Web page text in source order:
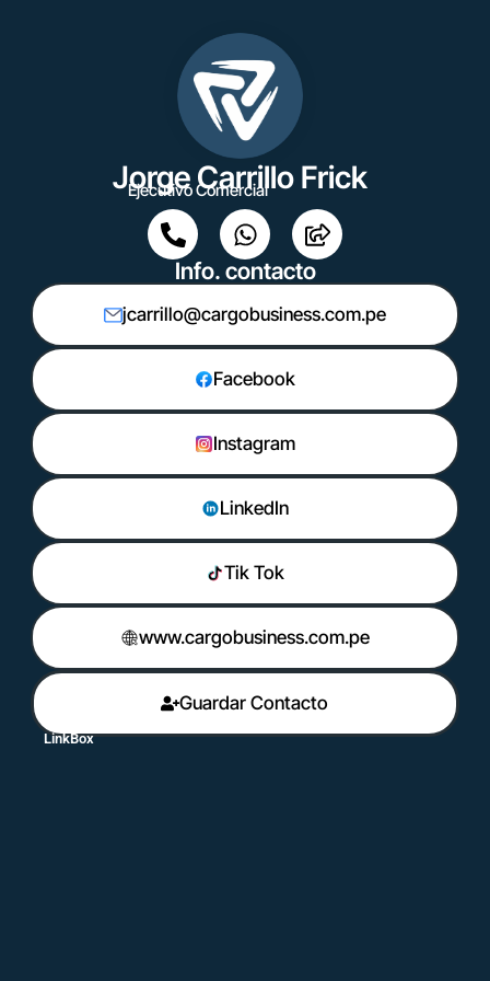
Jorge Carrillo Frick
Ejecutivo Comercial
Info. contacto
jcarrillo@cargobusiness.com.pe
Facebook
Instagram
LinkedIn
Tik Tok
www.cargobusiness.com.pe
Guardar Contacto
LinkBox